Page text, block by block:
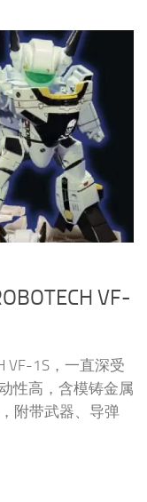
VF-
VF-1S，一直深受
性高，含模铸金属
附带武器、导弹